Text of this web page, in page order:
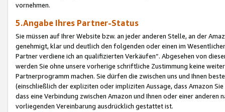
vornehmen.
5.Angabe Ihres Partner-Status
Sie müssen auf Ihrer Website bzw. an jeder anderen Stelle, an der
genehmigt, klar und deutlich den folgenden oder einen im
Partner verdiene ich an qualifizierten Verkäufen“. Abgesehen von
werden Sie ohne unsere vorherige schriftliche Zustimmung keine
Partnerprogramm machen. Sie dürfen die zwischen uns und Ihnen
(einschließlich der expliziten oder impliziten Aussage, dass Amazon
dass eine Verbindung zwischen Amazon und Ihnen oder einer
vorliegenden Vereinbarung ausdrücklich gestattet ist.